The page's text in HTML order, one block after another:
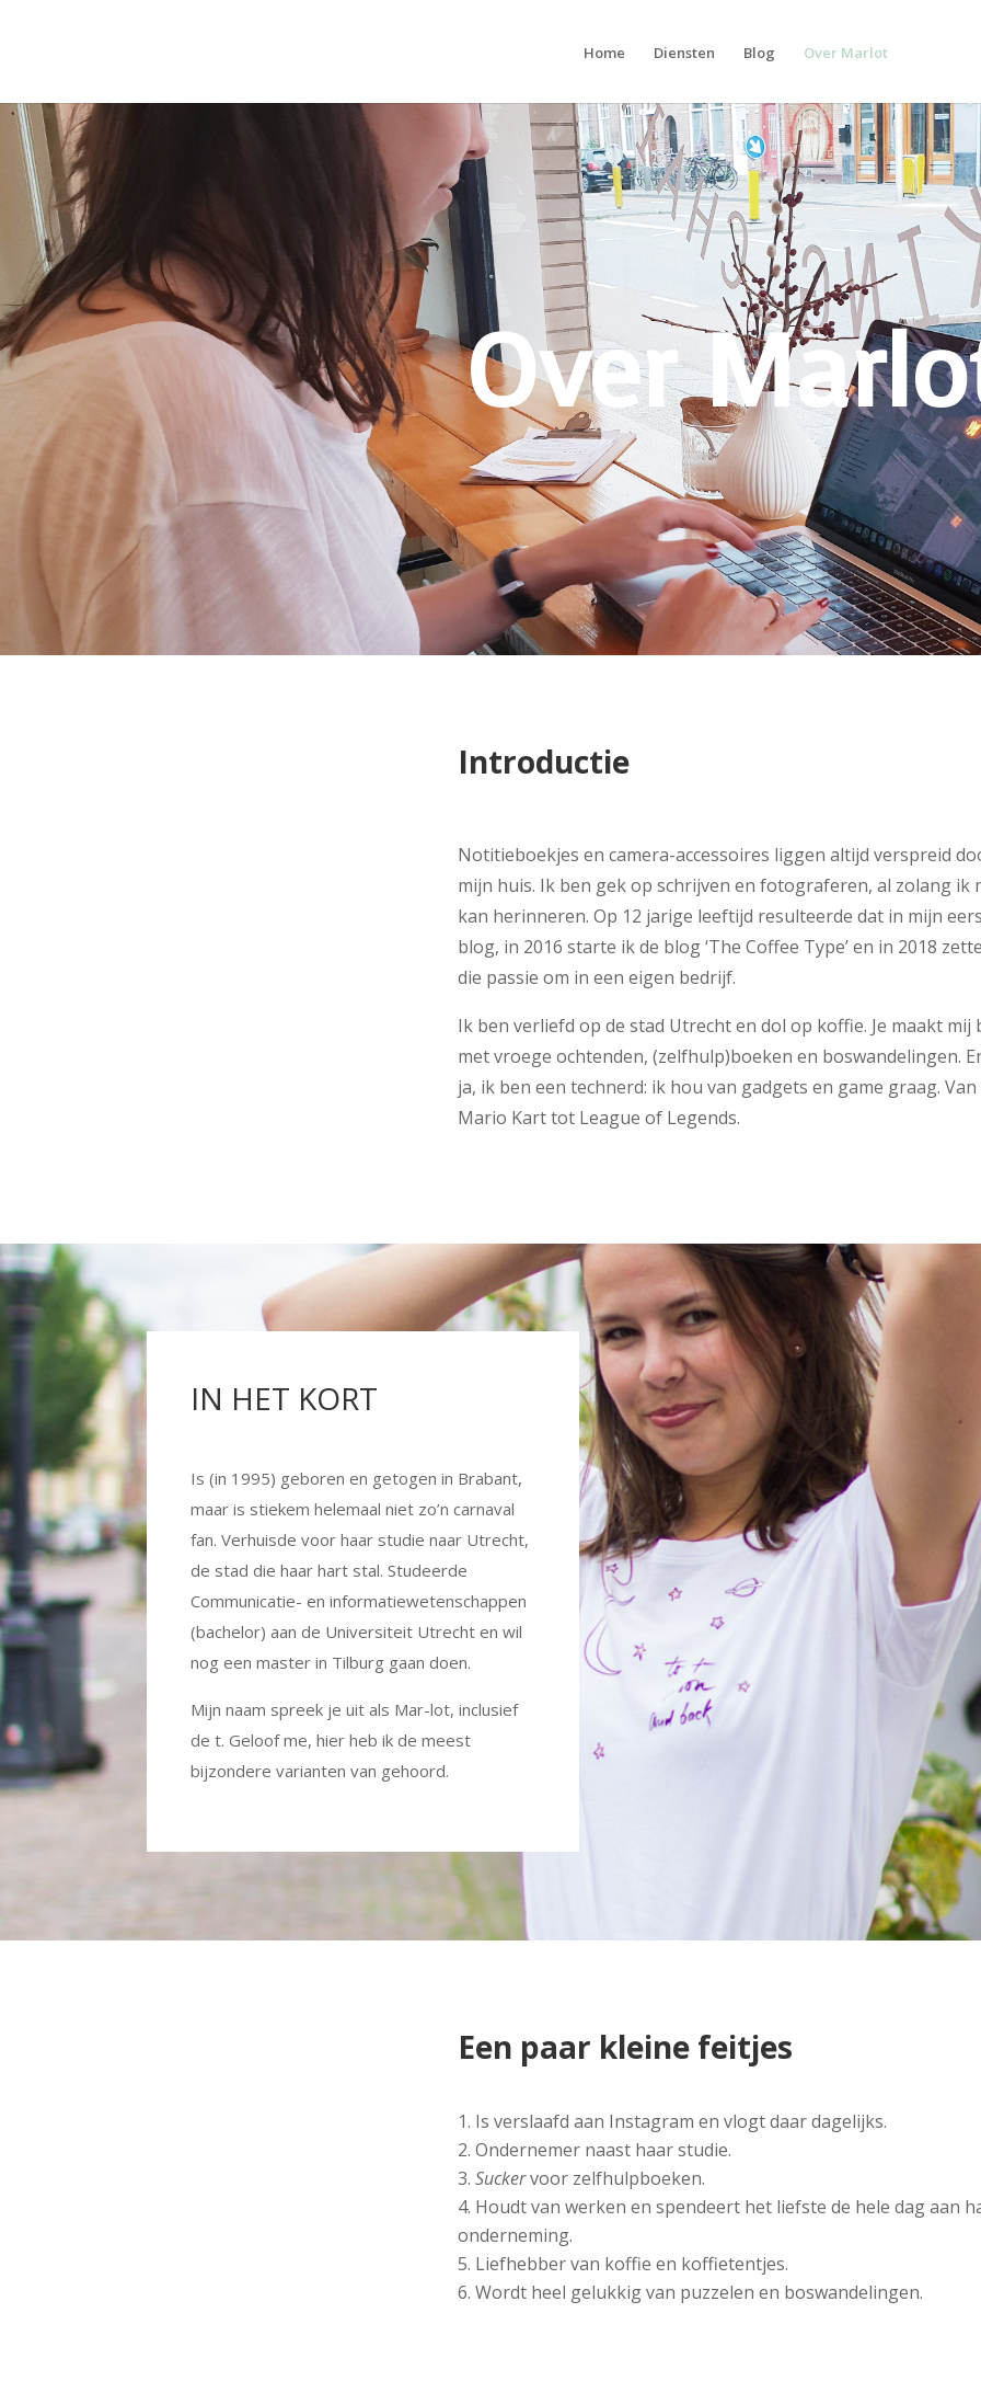
Home Diensten Blog Over Marlot
Over
Introductie
Notitieboekjes en camera-accessoires liggen altijd verspreid
mijn huis. Ik ben gek op schrijven en fotograferen, al zolang ik
kan herinneren. Op 12 jarige leeftijd resulteerde dat in mijn
blog, in 2016 starte ik de blog ‘The Coffee Type’ en in 2018
die passie om in een eigen bedrijf.
Ik ben verliefd op de stad Utrecht en dol op koffie. Je maakt mij
met vroege ochtenden, (zelfhulp)boeken en boswandelingen.
ja, ik ben een technerd: ik hou van gadgets en game graag. Van
Mario Kart tot League of Legends.
IN HET KORT
Is (in 1995) geboren en getogen in Brabant,
maar is stiekem helemaal niet zo’n carnaval
fan. Verhuisde voor haar studie naar Utrecht,
de stad die haar hart stal. Studeerde
Communicatie- en informatiewetenschappen
(bachelor) aan de Universiteit Utrecht en wil
nog een master in Tilburg gaan doen.
Mijn naam spreek je uit als Mar-lot, inclusief
de t. Geloof me, hier heb ik de meest
bijzondere varianten van gehoord.
Een paar kleine feitjes
Is verslaafd aan Instagram en vlogt daar dagelijks.
Ondernemer naast haar studie.
Suckervoor zelfhulpboeken.
Houdt van werken en spendeert het liefste de hele dag aan
onderneming.
Liefhebber van koffie en koffietentjes.
Wordt heel gelukkig van puzzelen en boswandelingen.